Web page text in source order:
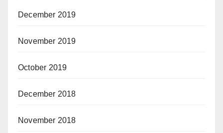
December 2019
November 2019
October 2019
December 2018
November 2018